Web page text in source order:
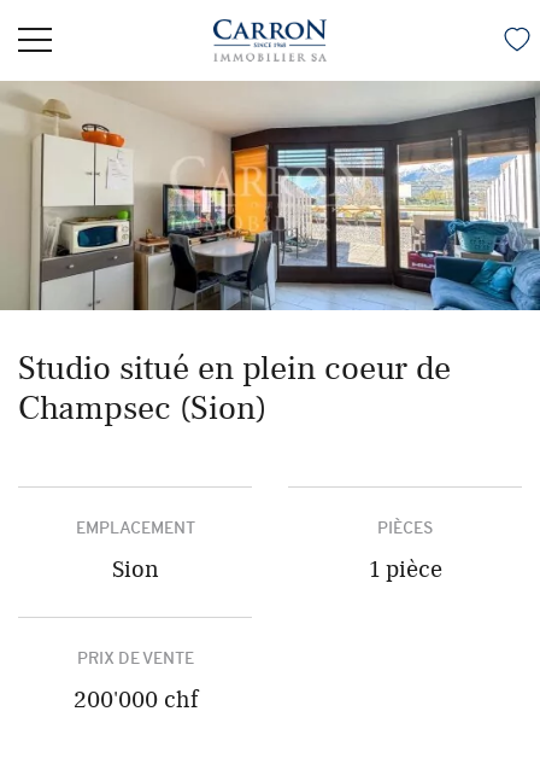
Studio situé en plein coeur de
Champsec (Sion)
EMPLACEMENT
Sion
PIÈCES
1 pièce
PRIX DE VENTE
200'000 chf